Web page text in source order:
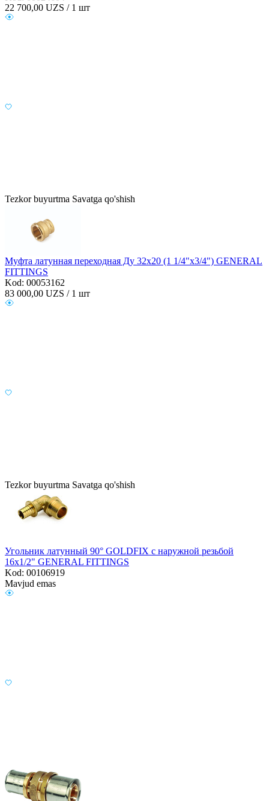
22 700,00 UZS / 1 шт
Tezkor buyurtma Savatga qo'shish
Муфта латунная переходная Ду 32х20 (1 1/4"х3/4") GENERAL
FITTINGS
Kod: 00053162
83 000,00 UZS / 1 шт
Tezkor buyurtma Savatga qo'shish
Угольник латунный 90° GOLDFIX с наружной резьбой
16х1/2" GENERAL FITTINGS
Kod: 00106919
Mavjud emas